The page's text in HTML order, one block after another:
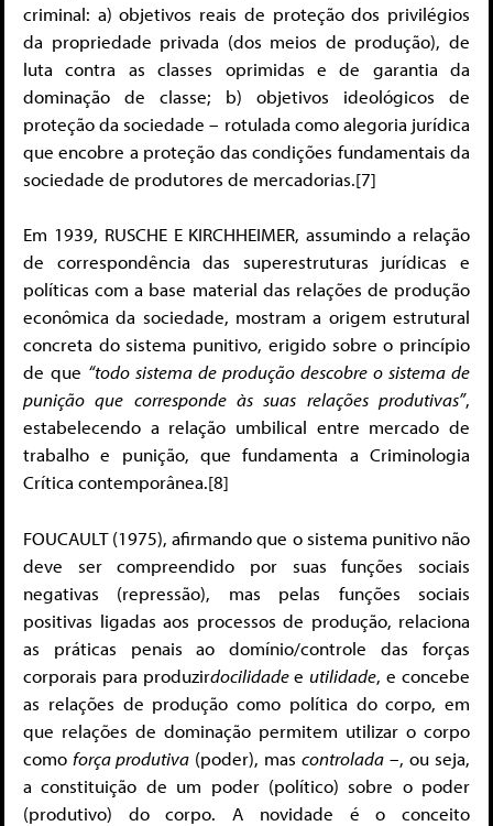
criminal: a) objetivos reais de proteção dos privilégios
da propriedade privada (dos meios de produção), de
luta contra as classes oprimidas e de garantia da
dominação de classe; b) objetivos ideológicos de
proteção da sociedade – rotulada como alegoria jurídica
que encobre a proteção das condições fundamentais da
sociedade de produtores de mercadorias.[7]
Em 1939, RUSCHE E KIRCHHEIMER, assumindo a relação
de correspondência das superestruturas jurídicas e
políticas com a base material das relações de produção
econômica da sociedade, mostram a origem estrutural
concreta do sistema punitivo, erigido sobre o princípio
de que “todo sistema de produção descobre o sistema de
punição que corresponde às suas relações produtivas”,
estabelecendo a relação umbilical entre mercado de
trabalho e punição, que fundamenta a Criminologia
Crítica contemporânea.[8]
FOUCAULT (1975), afirmando que o sistema punitivo não
deve ser compreendido por suas funções sociais
negativas (repressão), mas pelas funções sociais
positivas ligadas aos processos de produção, relaciona
as práticas penais ao domínio/controle das forças
corporais para produzirdocilidadee utilidade, e concebe
as relações de produção como política do corpo, em
que relações de dominação permitem utilizar o corpo
como força produtiva (poder), mas controlada –, ou seja,
a constituição de um poder (político) sobre o poder
(produtivo) do corpo. A novidade é o conceito